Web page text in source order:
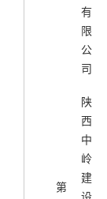
有
限
公
司
第
陕
西
中
岭
建